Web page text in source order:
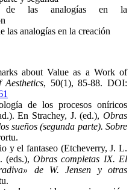
de las analogías en la
las analogías en la creación
about Value as a Work of
, 50(1), 85-88. DOI:
de los procesos oníricos
En Strachey, J. (ed.), Obras
sueños (segunda parte). Sobre
y el fantaseo (Etcheverry, J. L.
(eds.),Obras completas IX. El
de W. Jensen y otras